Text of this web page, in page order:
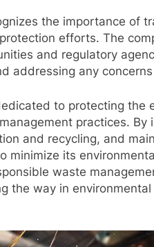
the importance of
efforts. The
and regulatory
addressing any
to protecting the
practices. By
and recycling, and
minimize its
waste
the way in